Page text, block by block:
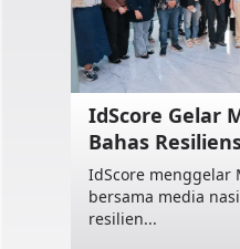
IdScore Gelar
Bahas
IdScore menggelar
bersama media
resilien...